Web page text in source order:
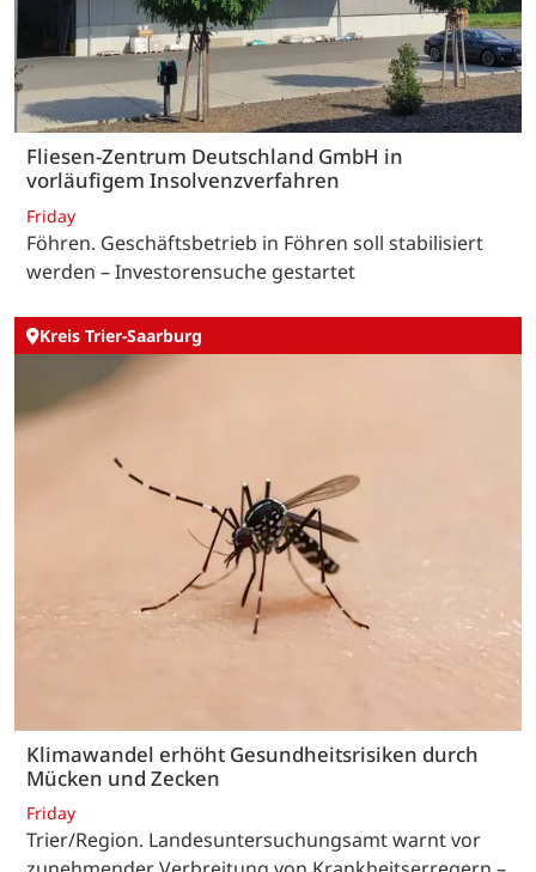
Fliesen-Zentrum Deutschland GmbH in
vorläufigem Insolvenzverfahren
Friday
Föhren. Geschäftsbetrieb in Föhren soll stabilisiert
werden – Investorensuche gestartet
Kreis Trier-Saarburg
Klimawandel erhöht Gesundheitsrisiken durch
Mücken und Zecken
Friday
Trier/Region. Landesuntersuchungsamt warnt vor